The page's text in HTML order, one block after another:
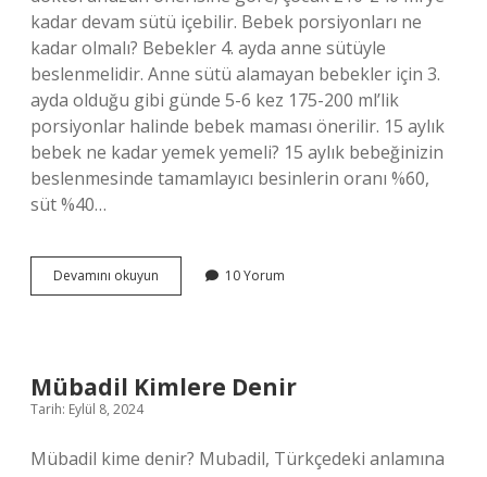
kadar devam sütü içebilir. Bebek porsiyonları ne
kadar olmalı? Bebekler 4. ayda anne sütüyle
beslenmelidir. Anne sütü alamayan bebekler için 3.
ayda olduğu gibi günde 5-6 kez 175-200 ml’lik
porsiyonlar halinde bebek maması önerilir. 15 aylık
bebek ne kadar yemek yemeli? 15 aylık bebeğinizin
beslenmesinde tamamlayıcı besinlerin oranı %60,
süt %40…
Devamını okuyun
Aylık
Olmalı
10 Yorum
Mübadil Kimlere Denir
Tarih: Eylül 8, 2024
Mübadil kime denir? Mubadil, Türkçedeki anlamına